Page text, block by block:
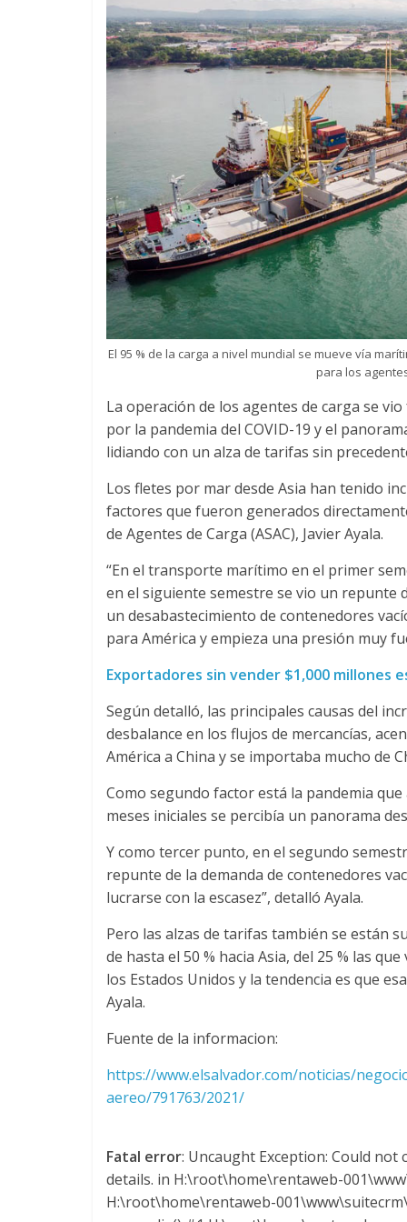
u
n
a
–
T
r
n
s
p
o
r
e
d
e
E
q
u
p
s
El 95 % de la carga a nivel mundial se mueve vía
para los
La operación de los agentes de carga se
por la pandemia del COVID-19 y el
lidiando con un alza de tarifas sin
Los fletes por mar desde Asia han tenido
factores que fueron generados
de Agentes de Carga (ASAC), Javier Ayala.
“En el transporte marítimo en el primer
en el siguiente semestre se vio un repunte
un desabastecimiento de contenedores
para América y empieza una presión muy
Exportadores sin vender $1,000 millones
Según detalló, las principales causas del
desbalance en los flujos de mercancías,
América a China y se importaba mucho de
Como segundo factor está la pandemia
meses iniciales se percibía un panorama
Y como tercer punto, en el segundo
repunte de la demanda de contenedores
lucrarse con la escasez”, detalló Ayala.
Pero las alzas de tarifas también se están
de hasta el 50 % hacia Asia, del 25 % las
los Estados Unidos y la tendencia es que
Ayala.
Fuente de la informacion:
https://www.elsalvador.com/noticias/
aereo/791763/2021/
Fatal error: Uncaught Exception: Could
details. in H:\root\home\rentaweb-
H:\root\home\rentaweb-